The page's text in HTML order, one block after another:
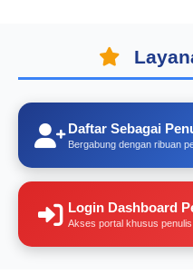
Daftar Sebagai
Bergabung dengan ribuan
Login Dashboard
Akses portal khusus